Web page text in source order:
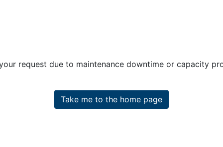
request due to maintenance downtime or capacity
Take me to the home page